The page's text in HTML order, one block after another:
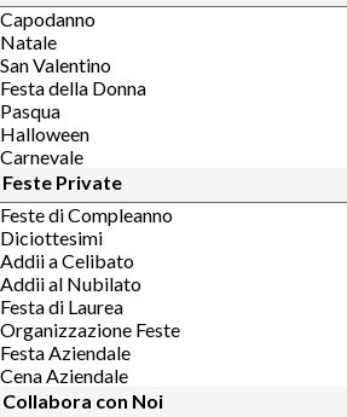
Capodanno
Natale
San Valentino
Festa della Donna
Pasqua
Halloween
Carnevale
Feste Private
Feste di Compleanno
Diciottesimi
Addii a Celibato
Addii al Nubilato
Festa di Laurea
Organizzazione Feste
Festa Aziendale
Cena Aziendale
Collabora con Noi